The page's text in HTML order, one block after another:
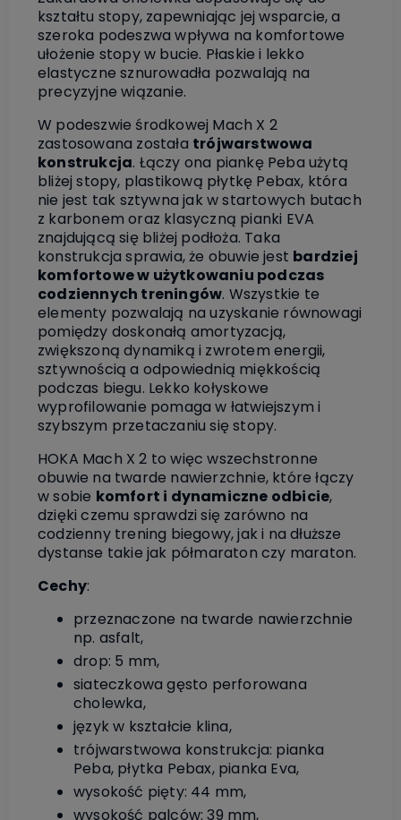
kształtu stopy, zapewniając jej wsparcie, a
szeroka podeszwa wpływa na komfortowe
ułożenie stopy w bucie. Płaskie i lekko
elastyczne sznurowadła pozwalają na
precyzyjne wiązanie.
W podeszwie środkowej Mach X 2
zastosowana została trójwarstwowa
konstrukcja. Łączy ona piankę Peba użytą
bliżej stopy, plastikową płytkę Pebax, która
nie jest tak sztywna jak w startowych butach
z karbonem oraz klasyczną pianki EVA
znajdującą się bliżej podłoża. Taka
konstrukcja sprawia, że obuwie jest bardziej
komfortowe w użytkowaniu podczas
codziennych treningów. Wszystkie te
elementy pozwalają na uzyskanie równowagi
pomiędzy doskonałą amortyzacją,
zwiększoną dynamiką i zwrotem energii,
sztywnością a odpowiednią miękkością
podczas biegu. Lekko kołyskowe
wyprofilowanie pomaga w łatwiejszym i
szybszym przetaczaniu się stopy.
HOKA Mach X 2 to więc wszechstronne
obuwie na twarde nawierzchnie, które łączy
w sobie komfort i dynamiczne odbicie,
dzięki czemu sprawdzi się zarówno na
codzienny trening biegowy, jak i na dłuższe
dystanse takie jak półmaraton czy maraton.
Cechy:
przeznaczone na twarde nawierzchnie
np. asfalt,
drop: 5 mm,
siateczkowa gęsto perforowana
cholewka,
język w kształcie klina,
trójwarstwowa konstrukcja: pianka
Peba, płytka Pebax, pianka Eva,
wysokość pięty: 44 mm,
wysokość palców: 39 mm,